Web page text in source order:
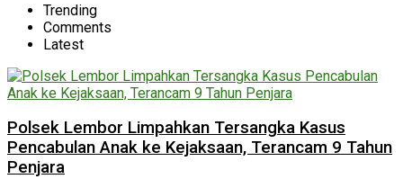
Trending
Comments
Latest
Polsek Lembor Limpahkan Tersangka Kasus
Pencabulan Anak ke Kejaksaan, Terancam 9 Tahun
Penjara